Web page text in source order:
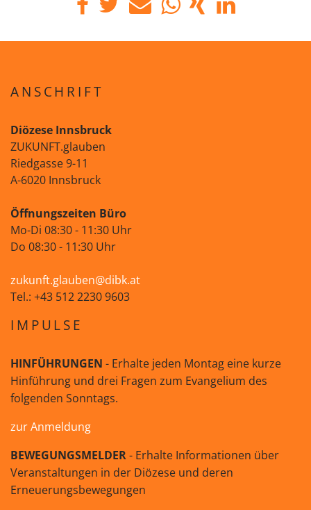
ANSCHRIFT
Diözese Innsbruck
ZUKUNFT.glauben
Riedgasse 9-11
A-6020 Innsbruck
Öffnungszeiten Büro
Mo-Di 08:30 - 11:30 Uhr
Do 08:30 - 11:30 Uhr
zukunft.glauben@dibk.at
Tel.: +43 512 2230 9603
IMPULSE
HINFÜHRUNGEN - Erhalte jeden Montag eine kurze
Hinführung und drei Fragen zum Evangelium des
folgenden Sonntags.
zur Anmeldung
BEWEGUNGSMELDER- Erhalte Informationen über
Veranstaltungen in der Diözese und deren
Erneuerungsbewegungen